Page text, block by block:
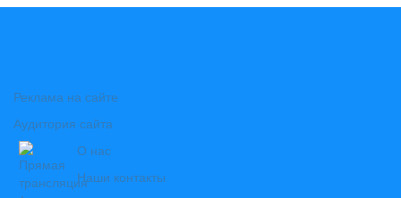
Реклама на сайте
Аудитория сайта
О нас
Наши контакты